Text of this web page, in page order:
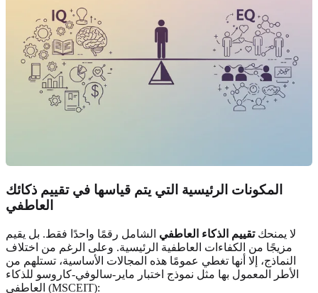
المكونات الرئيسية التي يتم قياسها في تقييم ذكائك
العاطفي
لا يمنحكتقييم الذكاء العاطفي الشامل رقمًا واحدًا فقط. بل يقيم
مزيجًا من الكفاءات العاطفية الرئيسية. وعلى الرغم من اختلاف
النماذج، إلا أنها تغطي عمومًا هذه المجالات الأساسية، تستلهم من
الأطر المعمول بها مثل نموذج اختبار ماير-سالوفي-كاروسو للذكاء
العاطفي (MSCEIT):